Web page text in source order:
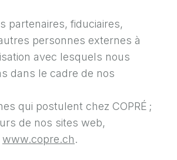
partenaires, fiduciaires,
personnes externes à
avec lesquels nous
dans le cadre de nos
qui postulent chez COPRÉ ;
de nos sites web,
www.copre.ch.